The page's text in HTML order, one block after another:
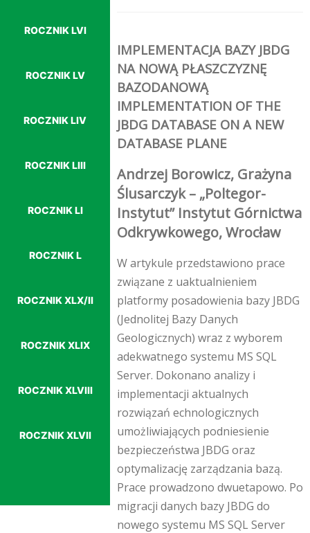
ROCZNIK LVI
ROCZNIK LV
ROCZNIK LIV
ROCZNIK LIII
ROCZNIK LI
ROCZNIK L
ROCZNIK XLX/II
ROCZNIK XLIX
ROCZNIK XLVIII
ROCZNIK XLVII
IMPLEMENTACJA BAZY JBDG
NA NOWĄ PŁASZCZYZNĘ
BAZODANOWĄ
IMPLEMENTATION OF THE
JBDG DATABASE ON A NEW
DATABASE PLANE
Andrzej Borowicz, Grażyna
Ślusarczyk – „Poltegor-
Instytut” Instytut Górnictwa
Odkrywkowego, Wrocław
W artykule przedstawiono prace
związane z uaktualnieniem
platformy posadowienia bazy JBDG
(Jednolitej Bazy Danych
Geologicznych) wraz z wyborem
adekwatnego systemu MS SQL
Server. Dokonano analizy i
implementacji aktualnych
rozwiązań echnologicznych
umożliwiających podniesienie
bezpieczeństwa JBDG oraz
optymalizację zarządzania bazą.
Prace prowadzono dwuetapowo. Po
migracji danych bazy JBDG do
nowego systemu MS SQL Server